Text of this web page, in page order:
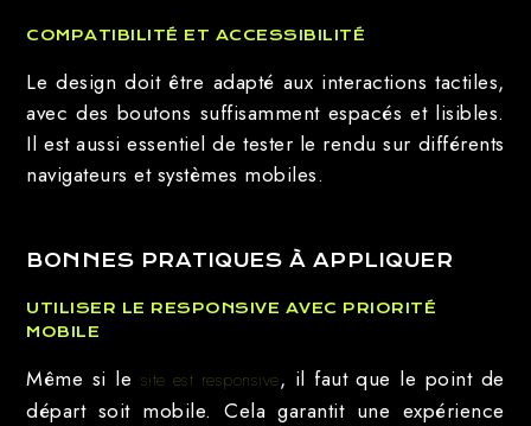
COMPATIBILITÉ ET ACCESSIBILITÉ
Le design doit être adapté aux interactions tactiles,
avec des boutons suffisamment espacés et lisibles.
Il est aussi essentiel de tester le rendu sur différents
navigateurs et systèmes mobiles.
BONNES PRATIQUES À APPLIQUER
UTILISER LE RESPONSIVE AVEC PRIORITÉ
MOBILE
Même si le site est responsive, il faut que le point de
départ soit mobile. Cela garantit une expérience